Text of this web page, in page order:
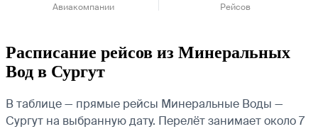
Авиакомпании Рейсов
Расписание рейсов из Минеральных
Вод в Сургут
В таблице — прямые рейсы Минеральные Воды —
Сургут на выбранную дату. Перелёт занимает около 7